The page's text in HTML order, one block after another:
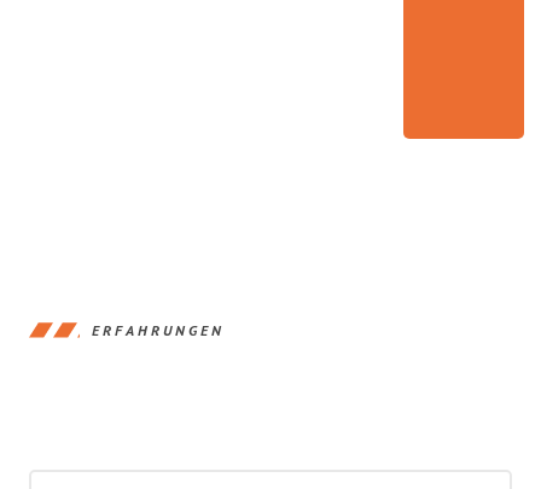
ERFAHRUNGEN